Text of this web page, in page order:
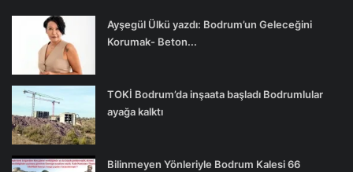
Ayşegül Ülkü yazdı: Bodrum’un Geleceğini
Korumak- Beton...
TOKİ Bodrum’da inşaata başladı Bodrumlular
ayağa kalktı
Bilinmeyen Yönleriyle Bodrum Kalesi 66